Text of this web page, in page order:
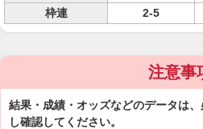
枠連
2-5
注意事
結果・成績・オッズなどのデータは
し確認してください。